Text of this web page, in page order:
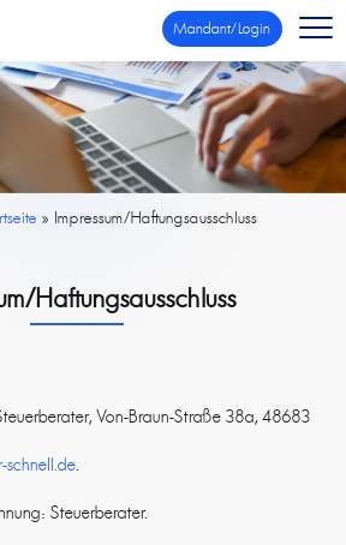
Mandant/Login
» Impressum/Haftungsausschluss
Haftungsausschluss
Von-Braun-Straße 38a, 48683
schnell.de.
Steuerberater.